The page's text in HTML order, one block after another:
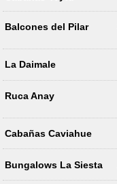
Balcones del Pilar
La Daimale
Ruca Anay
Cabañas Caviahue
Bungalows La Siesta